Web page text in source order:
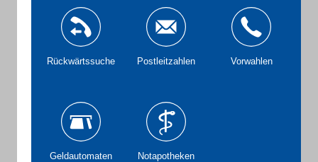
Rückwärtssuche Postleitzahlen Vorwahlen
Geldautomaten Notapotheken